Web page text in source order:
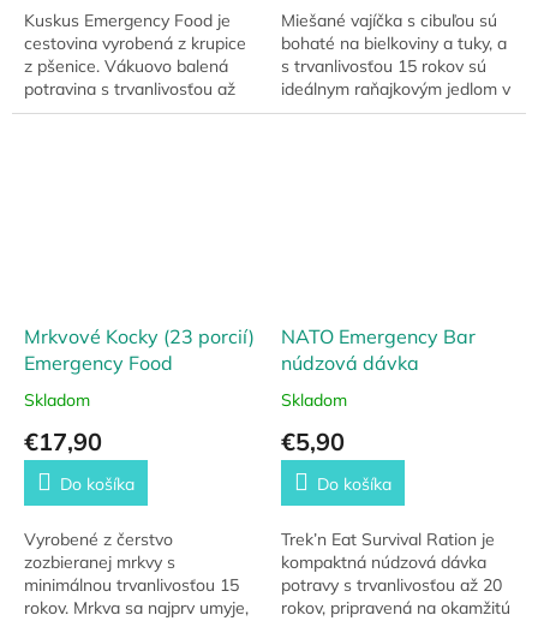
Kuskus Emergency Food je
cestovina vyrobená z krupice
z pšenice. Vákuovo balená
potravina s trvanlivosťou až
15 rokov.
Miešané vajíčka s cibuľou sú
bohaté na bielkoviny a tuky, a
s trvanlivosťou 15 rokov sú
ideálnym raňajkovým jedlom v
nepredvídateľných situáciách.
Mrkvové Kocky (23 porcií)
Emergency Food
Skladom
€17,90
Do košíka
Vyrobené z čerstvo
zozbieranej mrkvy s
minimálnou trvanlivosťou 15
rokov. Mrkva sa najprv umyje,
NATO Emergency Bar
núdzová dávka
Skladom
€5,90
Do košíka
Trek’n Eat Survival Ration je
kompaktná núdzová dávka
potravy s trvanlivosťou až 20
rokov, pripravená na okamžitú